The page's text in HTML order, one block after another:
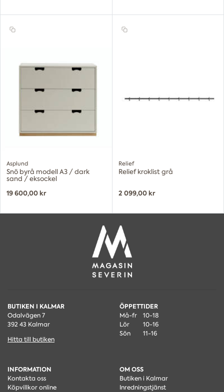
Asplund
Snö byrå modell A3 / dark
sand / eksockel
19 600,00 kr
Relief
Relief kroklist grå
2 099,00 kr
BUTIKEN I KALMAR
Odalvägen 7
392 43 Kalmar
Hitta till butiken
ÖPPETTIDER
Må-fr
10-18
Lör
10-16
Sön
11-16
INFORMATION
Kontakta oss
Köpvillkor online
OM OSS
Butiken i Kalmar
Inredningstjänst